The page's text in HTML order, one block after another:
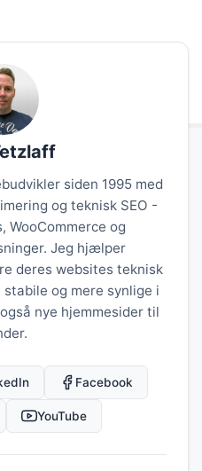
siden 1995 med
og teknisk SEO -
WooCommerce og
Jeg hjælper
deres websites teknisk
og mere synlige i
nye hjemmesider til
Facebook
YouTube